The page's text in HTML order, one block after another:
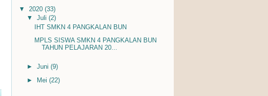
▼ 2020 (33)
▼ Juli (2)
IHT SMKN 4 PANGKALAN BUN
MPLS SISWA SMKN 4 PANGKALAN BUN
TAHUN PELAJARAN 20...
► Juni (9)
► Mei (22)